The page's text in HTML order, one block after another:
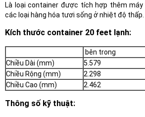
Là loại container được tích hợp thêm máy
các loại hàng hóa tươi sống ở nhiệt độ thấp.
Kích thước container 20 feet lạnh:
bên trong
Chiều Dài (mm)
5.579
Chiều Rộng (mm)
2.298
Chiều Cao (mm)
2.462
Thông số kỹ thuật: